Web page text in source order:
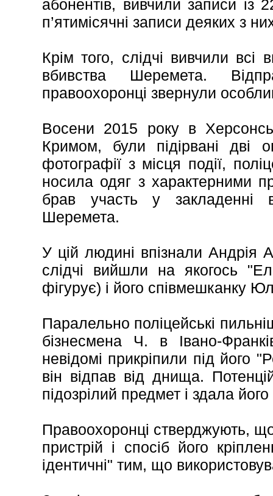
абонентів, вивчили записи із
п’ятимісячні записи деяких з
Крім того, слідчі вивчили всі
вбивства Шеремета.
правоохоронці звернули
Восени 2015 року в
Кримом, були підірвані дві
фотографії з місця події,
носила одяг з характерними
брав участь у закладенні
Шеремета.
У цій людині впізнали Андрія
слідчі вийшли на якогось
фігурує) і його співмешканку
Паралельно поліцейські
бізнесмена Ч. в Івано-
невідомі прикріпили під його
він відпав від днища.
підозрілий предмет і здала
Правоохоронці стверджують,
пристрій і спосіб його
ідентичні" тим, що